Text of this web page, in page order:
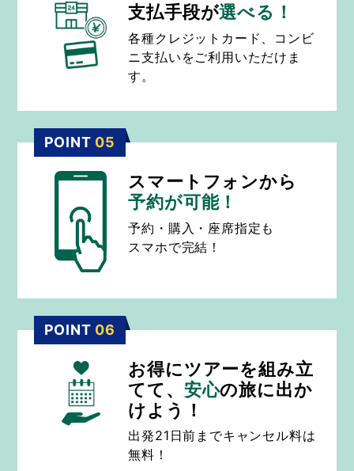
支払手段が選べる！
各種クレジットカード、コンビ
ニ支払いをご利用いただけま
す。
POINT 05
スマートフォンから
予約が可能！
予約・購入・座席指定も
スマホで完結！
POINT 06
お得にツアーを組み立
てて、 安心の旅に出か
けよう！
出発21日前までキャンセル料は
無料！